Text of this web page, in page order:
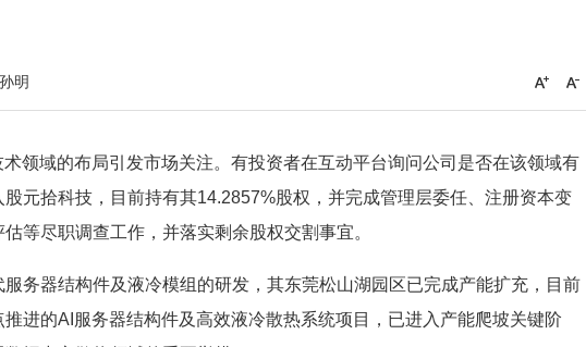
明
领域的布局引发市场关注。有投资者在互动平台询问公司是否在该领域有
元拾科技，目前持有其14.2857%股权，并完成管理层委任、注册资本变
等尽职调查工作，并落实剩余股权交割事宜。
务器结构件及液冷模组的研发，其东莞松山湖园区已完成产能扩充，目前
进的AI服务器结构件及高效液冷散热系统项目，已进入产能爬坡关键阶